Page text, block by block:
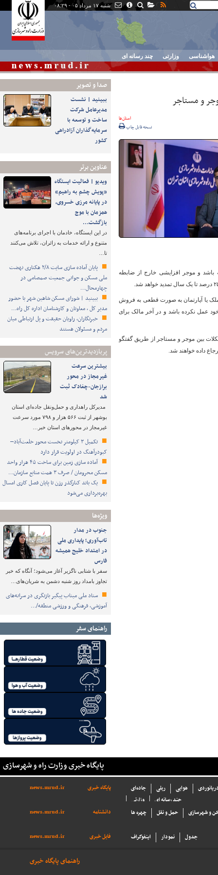
شنبه ۱۷ مرداد ۰۵ - ۰۸:۲۹
هواشناسی وزارتی چند رسانه ای
صدا و تصوير
ببینید | نشست
مدیرعامل شرکت
ساخت و توسعه با
سرمایه‌گذاران آزادراهی
کشور
عناوین برتر
️ویدیو | فعالیت ایستگاه
«پویش چشم به راهیم»
در پایانه مرزی خسروی،
همزمان با موج
بازگشت…
️در این ایستگاه، خادمان با اجرای برنامه‌های
متنوع و ارائه خدمات به زائران، تلاش می‌کنند
تا…
پایان آماده‌ سازی سایت ۲/۸ هکتاری نهضت
ملی مسکن و جوانی جمعیت صمصامی در
چهارمحال…
ببینید | شورای مسکن شاهین شهر با حضور
مدیر کل ، معاونان و کارشناسان اداره کل راه…
خبرنگاران، راویان حقیقت و پل ارتباطی میان
مردم و مسئولان هستند
پربازدیدترین‌های سرویس
بیشترین سرعت
غیرمجاز در محور
برازجان-چغادک ثبت
شد
مدیرکل راهداری و حمل‌ونقل جاده‌ای استان
بوشهر از ثبت ۵۶۶ هزار و ۷۹۸ مورد سرعت
غیرمجاز در محورهای استان خبر…
تکمیل ۳ کیلومتر نخست محور خلعت‌آباد–
کبودرآهنگ در اولویت قرار دارد
آماده سازی زمین برای ساخت ۴۵ هزار واحد
مسکن محرومان / صرف ۳ همت منابع سازمان…
یک باند کنارگذر رزن تا پایان فصل کاری امسال
بهره‌برداری می‌شود
ویژه‌ها
جنوب در مدار
تاب‌آوری؛ پایداری ملی
در امتداد خلیج همیشه
فارس
سفر با شتابی ناگزیر آغاز می‌شود؛ آنگاه که خبر
تجاوز بامداد روز شنبه دشمن به شریان‌های…
ستاد ملی میناب پیگیر بازنگری در سرانه‌های
آموزشی، فرهنگی و ورزشی منطقه/…
راهنمای سفر
و مستاجر
استان‌ها
نسخه قابل چاپ
باشد و موجر افزایشی خارج از ضابطه
ملک یا آپارتمان به صورت قطعی به فروش
عمل نکرده باشد و در آخر مالک برای
بین موجر و مستاجر از طریق گفتگو
داده خواهند شد.
پایگاه خبری وزارت راه و شهرسازی
پایگاه خبری news.mrud.ir جاده‌ای ریلی هوایی
وزارتی
چند رسانه ای
دانشنامه
news.mrud.ir چهره ها حمل و نقل و شهرسازی
فایل خبری news.mrud.ir اینفوگراف نمودار جدول
راهنمای پایگاه خبری